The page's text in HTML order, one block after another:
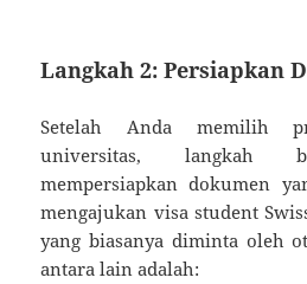
Langkah 2: Persiapkan
Setelah Anda memilih
universitas, langkah
mempersiapkan dokumen
mengajukan visa student
yang biasanya diminta oleh
antara lain adalah: